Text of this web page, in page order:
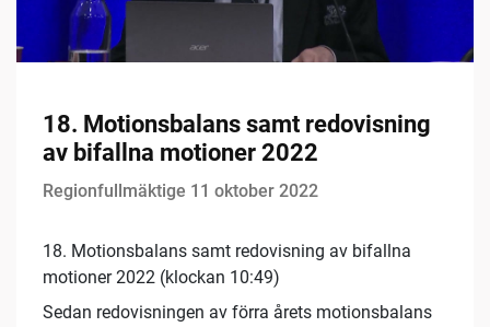
18. Motionsbalans samt redovisning
av bifallna motioner 2022
Regionfullmäktige 11 oktober 2022
18. Motionsbalans samt redovisning av bifallna
motioner 2022 (klockan 10:49)
Sedan redovisningen av förra årets motionsbalans